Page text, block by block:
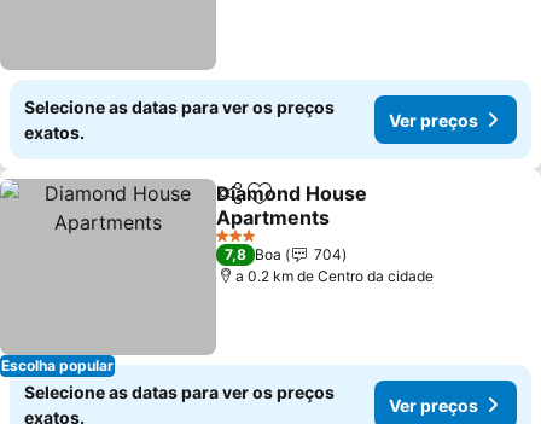
Selecione as datas para ver os preços
exatos.
Ver preços
Escolha popular
PartilharAdicionar aos favoritos
Diamond House
Apartments
3 Estrelas
7,8 Boa
704
a 0.2 km de Centro da cidade
Selecione as datas para ver os preços
exatos.
Ver preços